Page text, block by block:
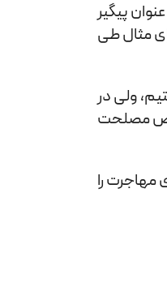
پیگیر
مثال طی
ولی در
مصلحت
را